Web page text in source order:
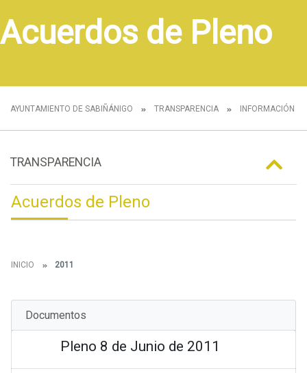
Acuerdos de Pleno
AYUNTAMIENTO DE SABIÑÁNIGO TRANSPARENCIA INFORMACIÓN
TRANSPARENCIA
Acuerdos de Pleno
INICIO 2011
Documentos
Pleno 8 de Junio de 2011